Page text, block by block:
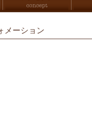
メーション